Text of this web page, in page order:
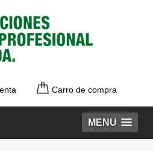
Carro de compra
MENU